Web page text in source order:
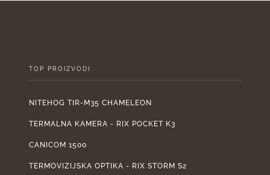
TOP PROIZVODI
NITEHOG TIR-M35 CHAMELEON
TERMALNA KAMERA - RIX POCKET K3
CANICOM 1500
TERMOVIZIJSKA OPTIKA - RIX STORM S2